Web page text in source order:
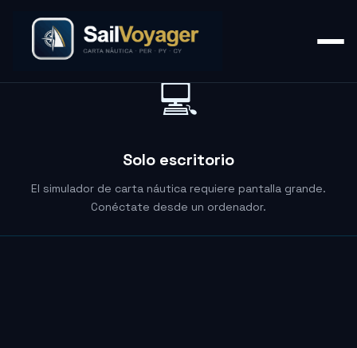
💻
Solo escritorio
El simulador de carta náutica requiere pantalla grande.
Conéctate desde un ordenador.